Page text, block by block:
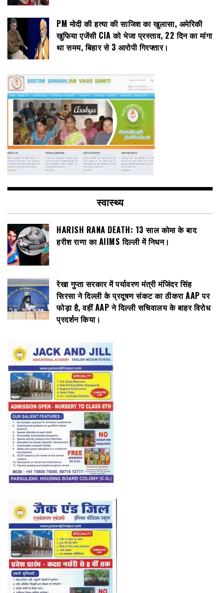
PM मोदी की हत्या की साजिश का खुलासा, अमेरिकी
खुफिया एजेंसी CIA को भेजा प्रस्ताव, 22 दिन का मांगा
था समय, बिहार से 3 आरोपी गिरफ्तार।
स्वास्थ्य
HARISH RANA DEATH: 13 साल कोमा के बाद
हरीश राणा का AIIMS दिल्ली में निधन।
रेखा गुप्ता सरकार में पर्यावरण मंत्री मंजिंदर सिंह
सिरसा ने दिल्ली के प्रदूषण संकट का ठीकरा AAP पर
फोड़ा है, वहीं AAP ने दिल्ली सचिवालय के बाहर विरोध
प्रदर्शन किया।